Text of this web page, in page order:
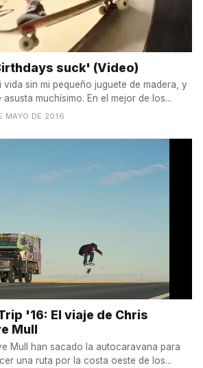
suck' (Video)
sin mi pequeño juguete de madera, y
muchísimo. En el mejor de los...
MAYO DE 2016
'16: El viaje de Chris
Mull
Mull han sacado la autocaravana para
una ruta por la costa oeste de los...